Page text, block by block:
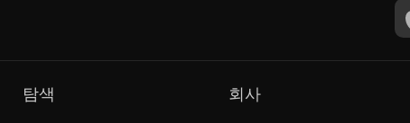
탐색 회사